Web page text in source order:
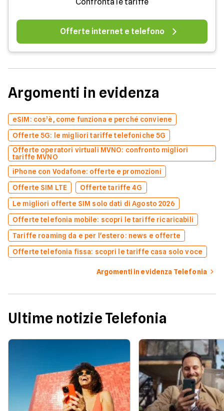
Offerte internet e telefono
Argomenti in evidenza
eSIM: cos’è, come funziona e perché conviene
Offerte 5G: le migliori tariffe telefoniche 5G
Offerte operatori virtuali MVNO: confronto migliori
tariffe MVNO
iPhone con Vodafone: offerte e promozioni
Offerte SIM LTE
Offerte tariffe 4G
Le migliori offerte SIM solo dati di Agosto 2026
Offerte telefonia mobile: scopri le tariffe ricaricabili
Tariffe roaming da e per l'estero: news e offerte
Offerte telefonia fissa: scopri le tariffe casa solo voce
Argomenti in evidenza Telefonia
Ultime notizie Telefonia